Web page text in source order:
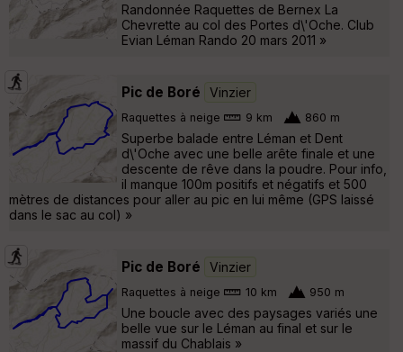
Randonnée Raquettes de Bernex La
Chevrette au col des Portes d\'Oche. Club
Evian Léman Rando 20 mars 2011 »
Pic de Boré Vinzier
Raquettes à neige 9 km 860 m
Superbe balade entre Léman et Dent
d\'Oche avec une belle arête finale et une
descente de rêve dans la poudre. Pour info,
il manque 100m positifs et négatifs et 500
mètres de distances pour aller au pic en lui même (GPS laissé
dans le sac au col) »
Pic de Boré Vinzier
Raquettes à neige 10 km 950 m
Une boucle avec des paysages variés une
belle vue sur le Léman au final et sur le
massif du Chablais »